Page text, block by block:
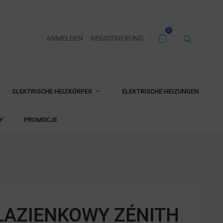
ANMELDEN REGISTRIERUNG
0
ELEKTRISCHE HEIZKÖRPER ELEKTRISCHE HEIZUNGEN
PROMOCJE
ZÉNITH